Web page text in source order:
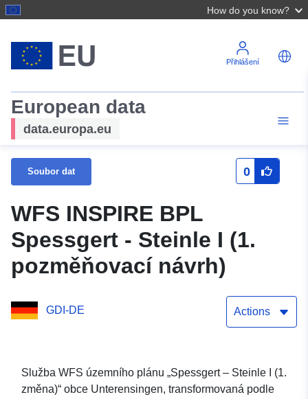
How do you know?
Přihlášení
European data
data.europa.eu
Soubor dat 0
WFS INSPIRE BPL
Spessgert - Steinle I (1.
pozměňovací návrh)
GDI-DE Actions
Služba WFS územního plánu „Spessgert – Steinle I (1.
změna)“ obce Unterensingen, transformovaná podle